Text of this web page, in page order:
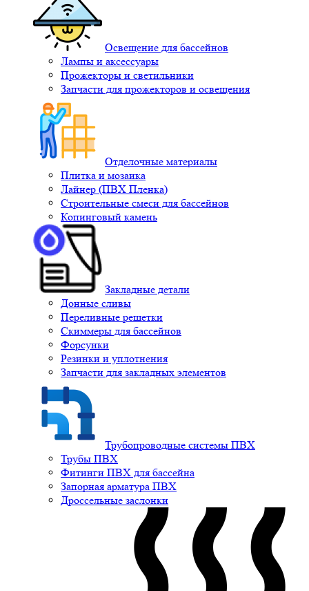
Освещение для бассейнов
Лампы и аксессуары
Прожекторы и светильники
Запчасти для прожекторов и освещения
Отделочные материалы
Плитка и мозаика
Лайнер (ПВХ Пленка)
Строительные смеси для бассейнов
Копинговый камень
Закладные детали
Донные сливы
Переливные решетки
Скиммеры для бассейнов
Форсунки
Резинки и уплотнения
Запчасти для закладных элементов
Трубопроводные системы ПВХ
Трубы ПВХ
Фитинги ПВХ для бассейна
Запорная арматура ПВХ
Дроссельные заслонки